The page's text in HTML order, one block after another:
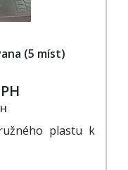
(5 míst)
plastu k